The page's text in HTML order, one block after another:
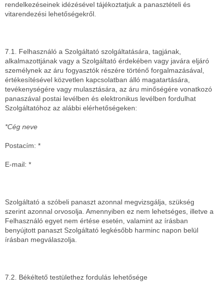
rendelkezéseinek idézésével tájékoztatjuk a panasztételi és
vitarendezési lehetőségekről.
7.1. Felhasználó a Szolgáltató szolgáltatására, tagjának,
alkalmazottjának vagy a Szolgáltató érdekében vagy javára eljáró
személynek az áru fogyasztók részére történő forgalmazásával,
értékesítésével közvetlen kapcsolatban álló magatartására,
tevékenységére vagy mulasztására, az áru minőségére vonatkozó
panaszával postai levélben és elektronikus levélben fordulhat
Szolgáltatóhoz az alábbi elérhetőségeken:
*Cég neve
Postacím: *
E-mail: *
Szolgáltató a szóbeli panaszt azonnal megvizsgálja, szükség
szerint azonnal orvosolja. Amennyiben ez nem lehetséges, illetve a
Felhasználó egyet nem értése esetén, valamint az írásban
benyújtott panaszt Szolgáltató legkésőbb harminc napon belül
írásban megválaszolja.
7.2. Békéltető testülethez fordulás lehetősége